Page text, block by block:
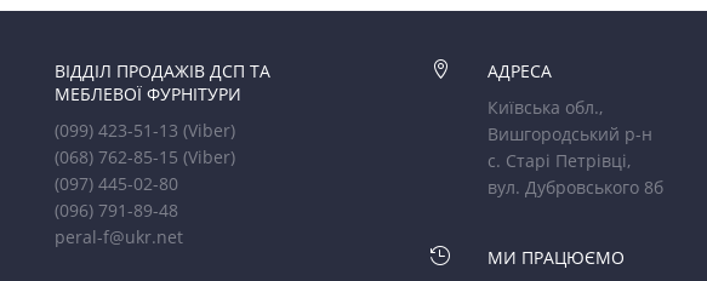
ВІДДІЛ ПРОДАЖІВ ДСП ТА
МЕБЛЕВОЇ ФУРНІТУРИ
(099) 423-51-13(Viber)
(068) 762-85-15(Viber)
(097) 445-02-80
(096) 791-89-48
peral-f@ukr.net

АДРЕСА
Київська обл.,
Вишгородський р-н
с. Старі Петрівці,
вул. Дубровського 8б

МИ ПРАЦЮЄМО